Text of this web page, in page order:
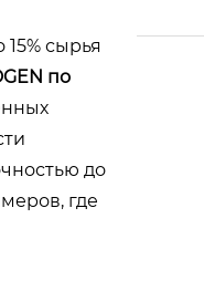
сырья
по
до
где